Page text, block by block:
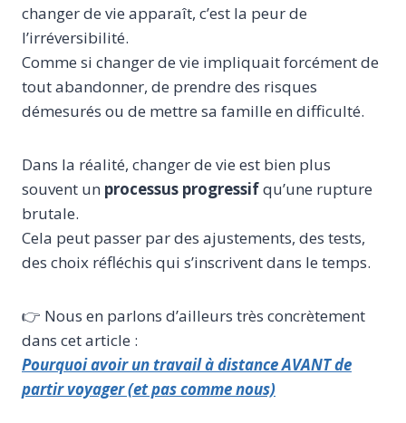
changer de vie apparaît, c’est la peur de
l’irréversibilité.
Comme si changer de vie impliquait forcément de
tout abandonner, de prendre des risques
démesurés ou de mettre sa famille en difficulté.
Dans la réalité, changer de vie est bien plus
souvent un processus progressifqu’une rupture
brutale.
Cela peut passer par des ajustements, des tests,
des choix réfléchis qui s’inscrivent dans le temps.
👉 Nous en parlons d’ailleurs très concrètement
dans cet article :
Pourquoi avoir un travail à distance AVANT de
partir voyager (et pas comme nous)